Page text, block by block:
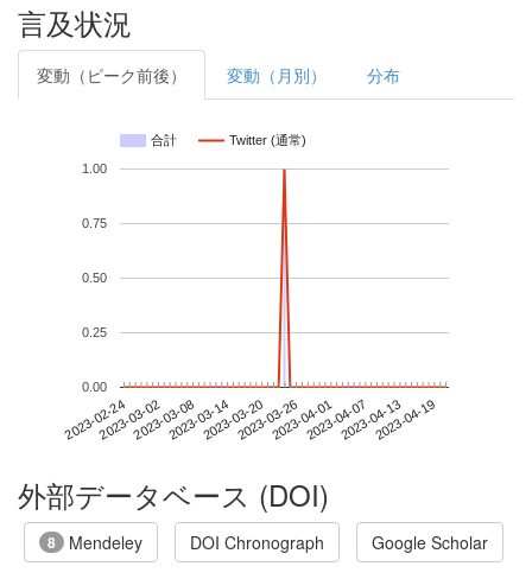
言及状況
変動（ピーク前後） 変動（月別） 分布
合計 Twitter (通常)
2023-02-242023-03-022023-03-082023-03-142023-03-202023-03-262023-04-012023-04-072023-04-132023-04-19
0.00
0.25
0.50
0.75
1.00
外部データベース (DOI)
8 Mendeley DOI Chronograph Google Scholar